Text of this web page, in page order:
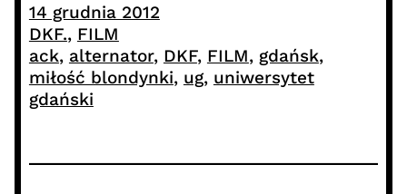
14 grudnia 2012
DKF., FILM
ack, alternator, DKF, FILM, gdańsk ,
miłość blondynki, ug, uniwersytet
gdański